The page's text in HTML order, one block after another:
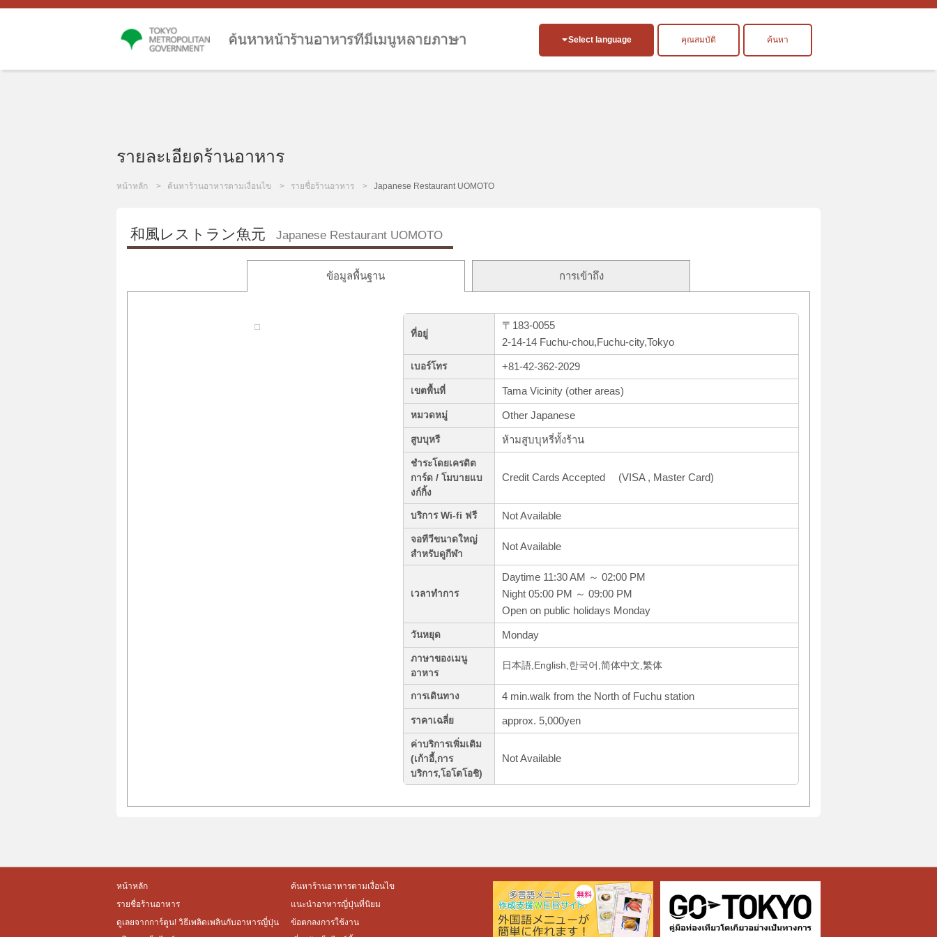
Select language คุณสมบัติ ค้นหา
รายละเอียดร้านอาหาร
หน้าหลัก ค้นหาร้านอาหารตามเงื่อนไข รายชื่อร้านอาหาร Japanese Restaurant UOMOTO
和風レストラン魚元 Japanese Restaurant UOMOTO
ข้อมูลพื้นฐาน การเข้าถึง
ที่อยู่
〒183-0055
2-14-14 Fuchu-chou,Fuchu-city,Tokyo
เบอร์โทร +81-42-362-2029
เขตพื้นที่ Tama Vicinity (other areas)
หมวดหมู่ Other Japanese
สูบบุหรี ห้ามสูบบุหรี่ทั้งร้าน
ชำระโดยเครดิต
การ์ด / โมบายแบ
งก์กิ้ง
Credit Cards Accepted (VISA , Master Card)
บริการ Wi-fi ฟรี Not Available
จอทีวีขนาดใหญ่
สำหรับดูกีฬา
Not Available
เวลาทำการ
Daytime 11:30 AM ～ 02:00 PM
Night 05:00 PM ～ 09:00 PM
Open on public holidays Monday
วันหยุด Monday
ภาษาของเมนู
อาหาร
日本語,English,한국어,简体中文,繁体
การเดินทาง 4 min.walk from the North of Fuchu station
ราคาเฉลี่ย approx. 5,000yen
ค่าบริการเพิ่มเติม
(เก้าอี้,การ
บริการ,โอโตโอชิ)
Not Available
หน้าหลัก
ค้นหาร้านอาหารตามเงื่อนไข
รายชื่อร้านอาหาร
แนะนำอาหารญี่ปุ่นที่นิยม
ดูเลยจากการ์ตูน! วิธีเพลิดเพลินกับอาหารญี่ปุ่น
ข้อตกลงการใช้งาน